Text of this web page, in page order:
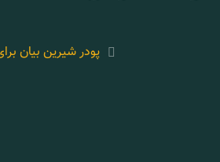
پودر شیرین بیان